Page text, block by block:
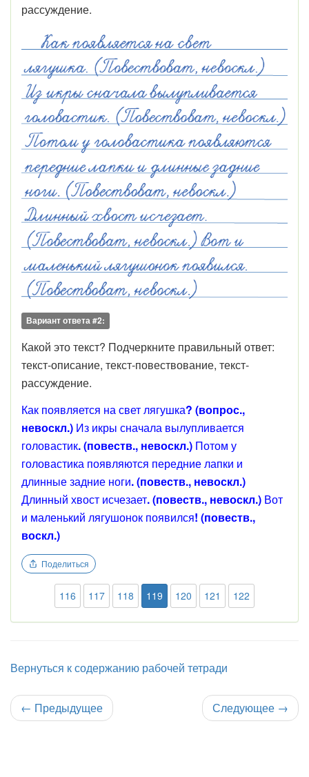
рассуждение.
Вариант ответа #2:
Какой это текст? Подчеркните правильный ответ:
текст-описание, текст-повествование, текст-
рассуждение.
Как появляется на свет лягушка? (вопрос.,
невоскл.) Из икры сначала вылупливается
головастик.(повеств., невоскл.) Потом у
головастика появляются передние лапки и
длинные задние ноги.(повеств., невоскл.)
Длинный хвост исчезает.(повеств., невоскл.) Вот
и маленький лягушонок появился! (повеств.,
воскл.)
Поделиться
116 117 118 119 120 121 122
Вернуться к содержанию рабочей тетради
← Предыдущее Следующее →